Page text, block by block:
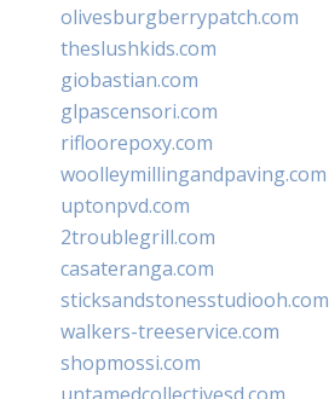
olivesburgberrypatch.com
theslushkids.com
giobastian.com
glpascensori.com
rifloorepoxy.com
woolleymillingandpaving.com
uptonpvd.com
2troublegrill.com
casateranga.com
sticksandstonesstudiooh.com
walkers-treeservice.com
shopmossi.com